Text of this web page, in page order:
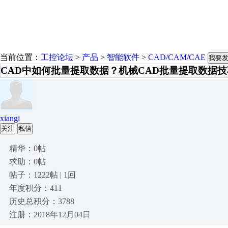
当前位置： 工控论坛 > 产品 > 智能软件 > CAD/CAM/CAE 我要
CAD中如何批量提取数据？机械CAD批量提取数据
xiangi
关注 私信
精华：0帖
求助：0帖
帖子：1222帖 | 1回
年度积分：411
历史总积分：3788
注册：2018年12月04日